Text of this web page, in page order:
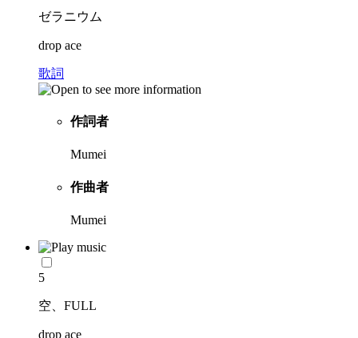
ゼラニウム
drop ace
歌詞
作詞者
Mumei
作曲者
Mumei
5
空、FULL
drop ace